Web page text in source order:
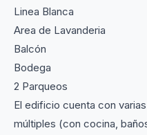
Linea Blanca
Area de Lavanderia
Balcón
Bodega
2 Parqueos
El edificio cuenta con
múltiples (con cocina,